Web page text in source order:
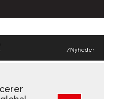
/Nyheder